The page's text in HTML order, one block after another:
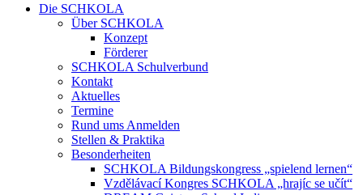
Die SCHKOLA
Über SCHKOLA
Konzept
Förderer
SCHKOLA Schulverbund
Kontakt
Aktuelles
Termine
Rund ums Anmelden
Stellen & Praktika
Besonderheiten
SCHKOLA Bildungskongress „spielend lernen“
Vzdělávací Kongres SCHKOLA „hrajíc se učít“